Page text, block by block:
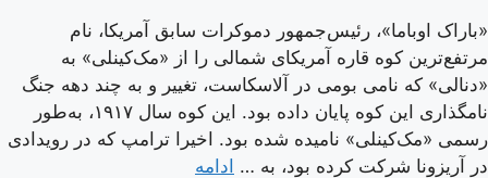
«باراک اوباما»، رئیس‌جمهور دموکرات سابق آمریکا، نام
مرتفع‌ترین کوه قاره آمریکای شمالی را از «مک‌کینلی» به
«دنالی» که نامی بومی در آلاسکاست، تغییر و به چند دهه جنگ
نامگذاری این کوه پایان داده بود. این کوه سال ۱۹۱۷، به‌طور
رسمی «مک‌کینلی» نامیده شده بود. اخیرا ترامپ که در رویدادی
در آریزونا شرکت کرده بود، به … ادامه